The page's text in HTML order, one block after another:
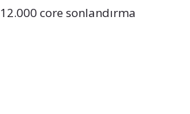
12.000 core sonlandırma